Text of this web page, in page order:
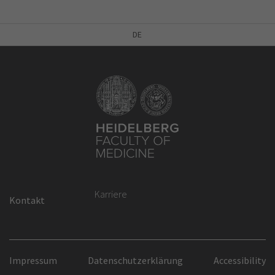
DE
Kontakt Karriere
Impressum Datenschutzerklärung Accessibility